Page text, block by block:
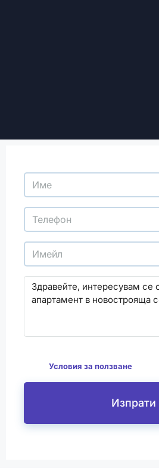
Условия за ползване
Изпрати